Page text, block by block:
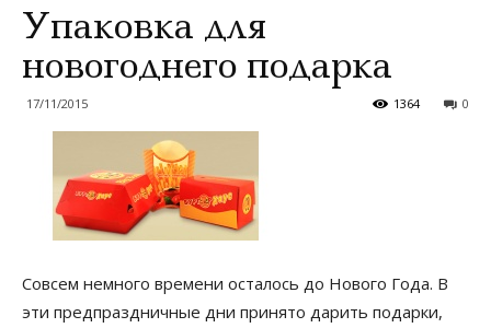
Упаковка для
новогоднего подарка
17/11/2015 0
1364
Совсем немного времени осталось до Нового Года. В
эти предпраздничные дни принято дарить подарки,